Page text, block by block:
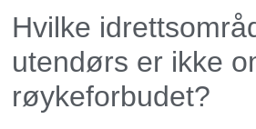
Hvilke
utendørs er ikke
røykeforbudet?